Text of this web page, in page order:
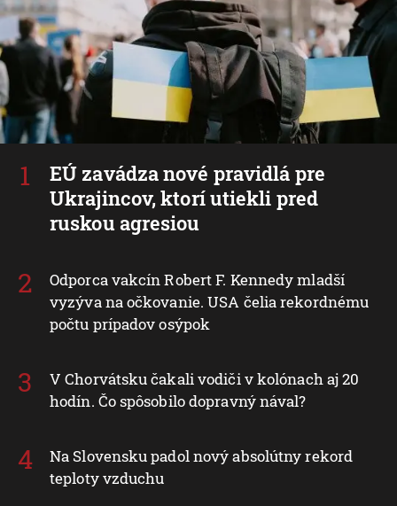
EÚ zavádza nové pravidlá pre
Ukrajincov, ktorí utiekli pred
ruskou agresiou
Odporca vakcín Robert F. Kennedy mladší
vyzýva na očkovanie. USA čelia rekordnému
počtu prípadov osýpok
V Chorvátsku čakali vodiči v kolónach aj 20
hodín. Čo spôsobilo dopravný nával?
Na Slovensku padol nový absolútny rekord
teploty vzduchu